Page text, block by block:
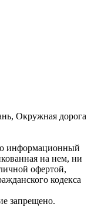
Окружная дорога
информационный
на нем, ни
офертой,
кодекса
запрещено.